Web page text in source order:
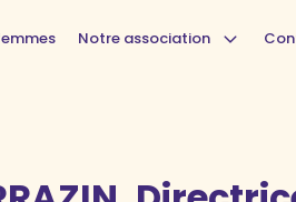
Notre association